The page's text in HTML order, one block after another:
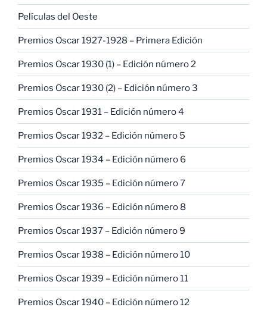
Películas del Oeste
Premios Oscar 1927-1928 – Primera Edición
Premios Oscar 1930 (1) – Edición número 2
Premios Oscar 1930 (2) – Edición número 3
Premios Oscar 1931 – Edición número 4
Premios Oscar 1932 – Edición número 5
Premios Oscar 1934 – Edición número 6
Premios Oscar 1935 – Edición número 7
Premios Oscar 1936 – Edición número 8
Premios Oscar 1937 – Edición número 9
Premios Oscar 1938 – Edición número 10
Premios Oscar 1939 – Edición número 11
Premios Oscar 1940 – Edición número 12